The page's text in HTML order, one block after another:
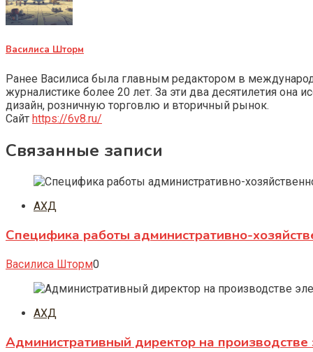
Василиса Шторм
Ранее Василиса была главным редактором в
журналистике более 20 лет. За эти два десятилетия
дизайн, розничную торговлю и вторичный рынок.
Сайт https://6v8.ru/
Связанные записи
АХД
Специфика работы административно-
Василиса Шторм0
АХД
Административный директор на производстве